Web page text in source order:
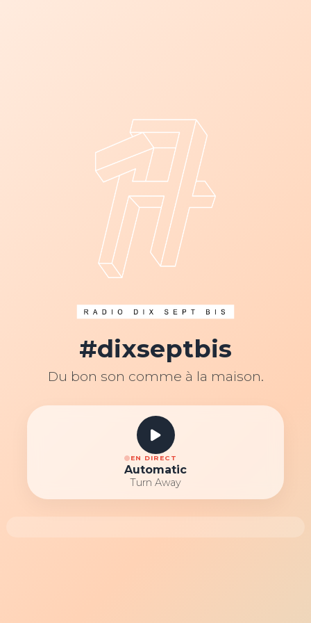
#dixseptbis
Du bon son comme à la maison.
EN DIRECT
Automatic
Turn Away